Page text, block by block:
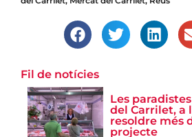
Fil de notícies
Les
del Carrilet, a
resoldre més
projecte